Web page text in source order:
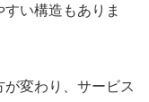
すい構造もありま
変わり、サービス